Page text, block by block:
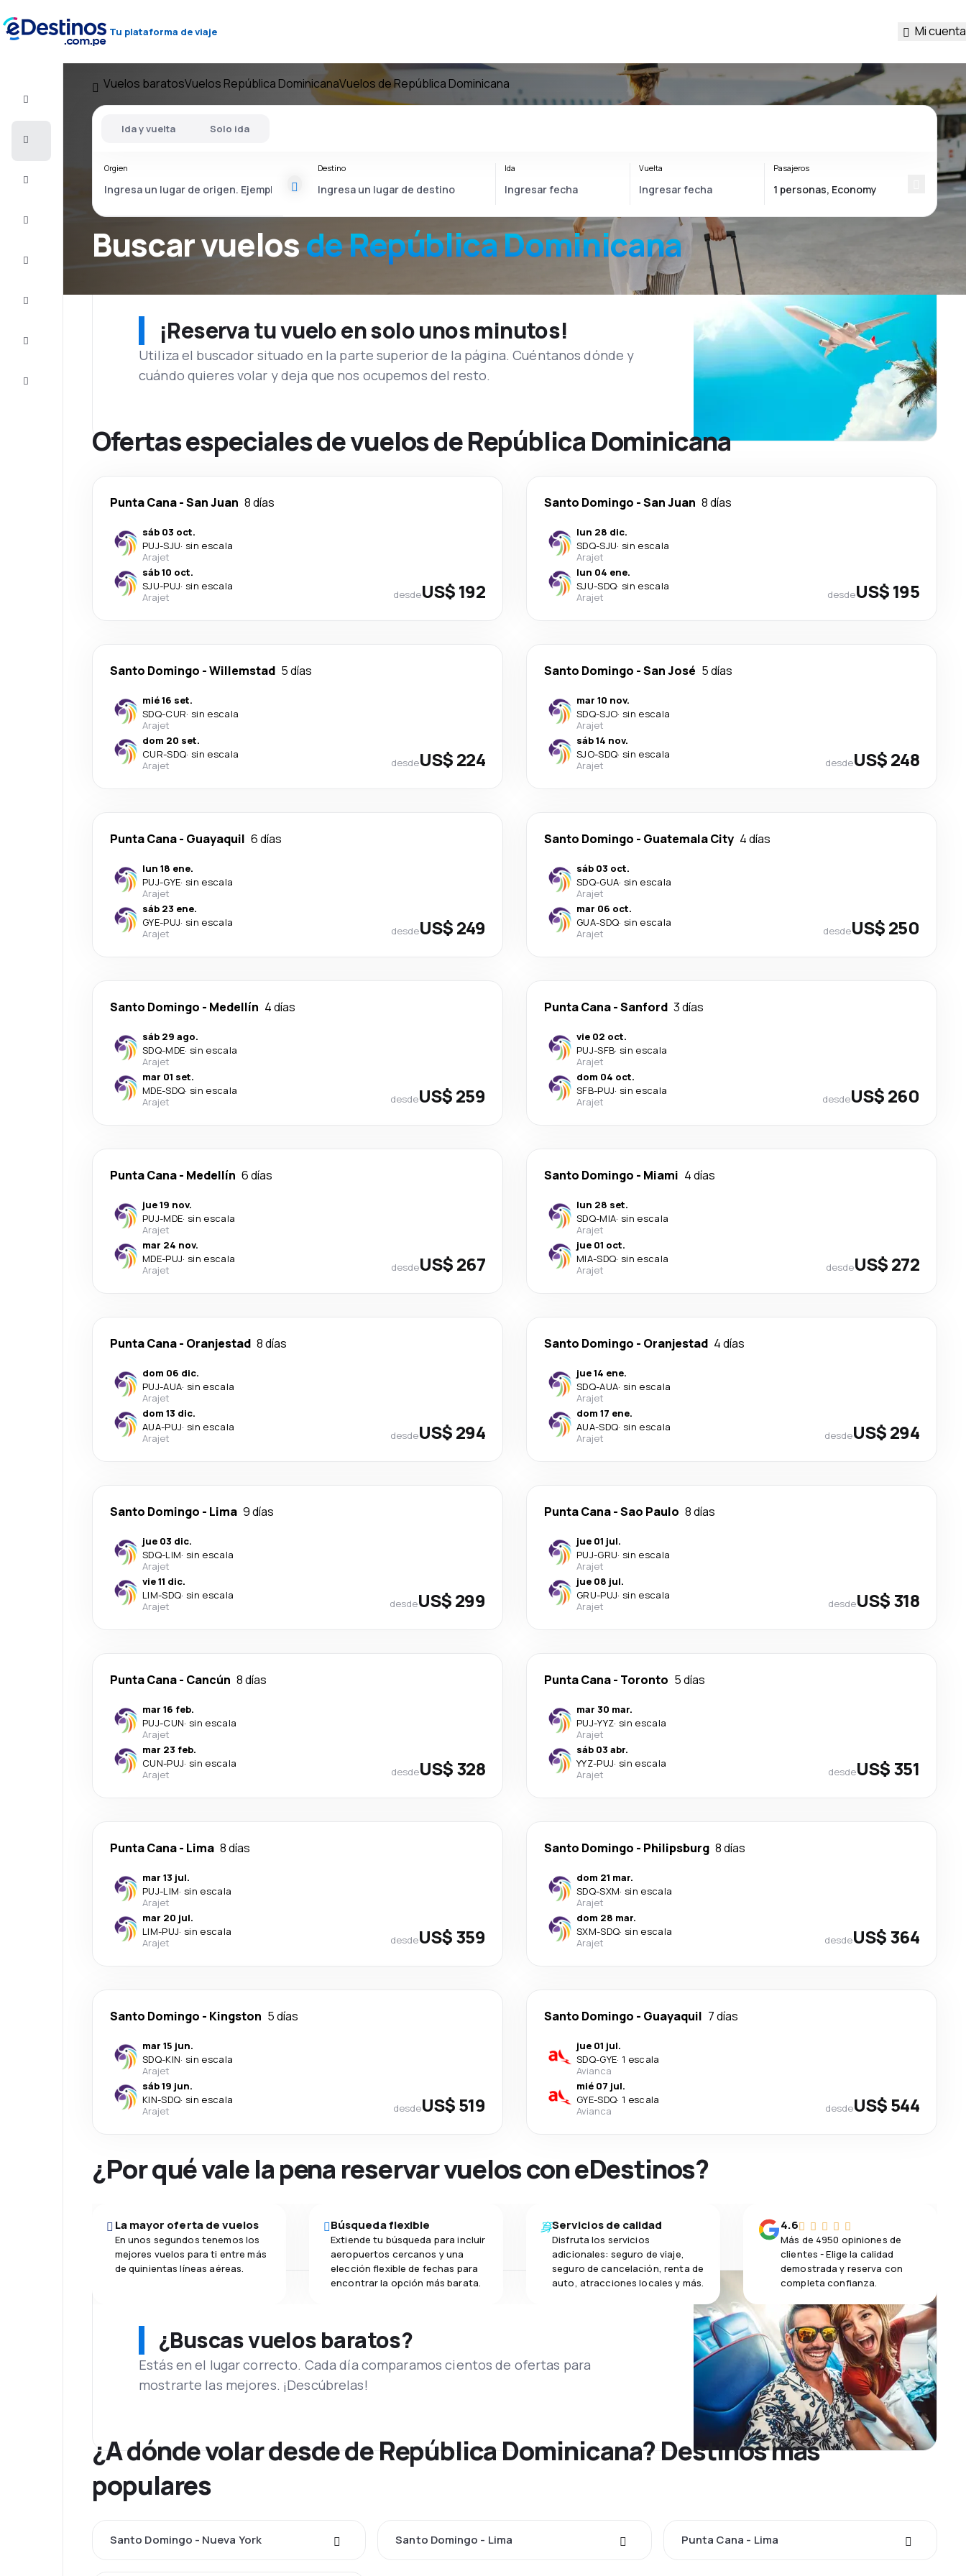
Tu plataforma de viaje Mi cuenta
Completa
Vuelos baratosVuelos República DominicanaVuelos de República Dominicana
Buscar vuelosde República Dominicana
Ida y vuelta Solo ida
Orgien Destino Ida Vuelta Pasajeros
¡Reserva tu vuelo en solo unos minutos!
Utiliza el buscador situado en la parte superior de la página. Cuéntanos dónde y
cuándo quieres volar y deja que nos ocupemos del resto.
Ofertas especiales de vuelos de República Dominicana
Punta Cana-San Juan 8 días
sáb 03 oct.
PUJ-SJU· sin escala
Arajet
sáb 10 oct.
SJU-PUJ· sin escala
Arajet
desdeUS$ 192
Santo Domingo -San Juan 8 días
lun 28 dic.
SDQ-SJU· sin escala
Arajet
lun 04 ene.
SJU-SDQ· sin escala
Arajet
desdeUS$ 195
Santo Domingo -Willemstad 5 días
mié 16 set.
SDQ-CUR· sin escala
Arajet
dom 20 set.
CUR-SDQ· sin escala
Arajet
desdeUS$ 224
Santo Domingo -San José 5 días
mar 10 nov.
SDQ-SJO· sin escala
Arajet
sáb 14 nov.
SJO-SDQ· sin escala
Arajet
desdeUS$ 248
Punta Cana- Guayaquil 6 días
lun 18 ene.
PUJ-GYE· sin escala
Arajet
sáb 23 ene.
GYE-PUJ· sin escala
Arajet
desdeUS$ 249
Santo Domingo - Guatemala City 4 días
sáb 03 oct.
SDQ-GUA· sin escala
Arajet
mar 06 oct.
GUA-SDQ· sin escala
Arajet
desdeUS$ 250
Santo Domingo - Medellín 4 días
sáb 29 ago.
SDQ-MDE· sin escala
Arajet
mar 01 set.
MDE-SDQ· sin escala
Arajet
desdeUS$ 259
Punta Cana-Sanford 3 días
vie 02 oct.
PUJ-SFB· sin escala
Arajet
dom 04 oct.
SFB-PUJ· sin escala
Arajet
desdeUS$ 260
Punta Cana- Medellín 6 días
jue 19 nov.
PUJ-MDE· sin escala
Arajet
mar 24 nov.
MDE-PUJ· sin escala
Arajet
desdeUS$ 267
Santo Domingo - Miami 4 días
lun 28 set.
SDQ-MIA· sin escala
Arajet
jue 01 oct.
MIA-SDQ· sin escala
Arajet
desdeUS$ 272
Punta Cana- Oranjestad 8 días
dom 06 dic.
PUJ-AUA· sin escala
Arajet
dom 13 dic.
AUA-PUJ· sin escala
Arajet
desdeUS$ 294
Santo Domingo - Oranjestad 4 días
jue 14 ene.
SDQ-AUA· sin escala
Arajet
dom 17 ene.
AUA-SDQ· sin escala
Arajet
desdeUS$ 294
Santo Domingo - Lima 9 días
jue 03 dic.
SDQ-LIM· sin escala
Arajet
vie 11 dic.
LIM-SDQ· sin escala
Arajet
desdeUS$ 299
Punta Cana-Sao Paulo 8 días
jue 01 jul.
PUJ-GRU· sin escala
Arajet
jue 08 jul.
GRU-PUJ· sin escala
Arajet
desdeUS$ 318
Punta Cana- Cancún 8 días
mar 16 feb.
PUJ-CUN· sin escala
Arajet
mar 23 feb.
CUN-PUJ· sin escala
Arajet
desdeUS$ 328
Punta Cana- Toronto 5 días
mar 30 mar.
PUJ-YYZ· sin escala
Arajet
sáb 03 abr.
YYZ-PUJ· sin escala
Arajet
desdeUS$ 351
Punta Cana- Lima 8 días
mar 13 jul.
PUJ-LIM· sin escala
Arajet
mar 20 jul.
LIM-PUJ· sin escala
Arajet
desdeUS$ 359
Santo Domingo - Philipsburg 8 días
dom 21 mar.
SDQ-SXM· sin escala
Arajet
dom 28 mar.
SXM-SDQ· sin escala
Arajet
desdeUS$ 364
Santo Domingo - Kingston 5 días
mar 15 jun.
SDQ-KIN· sin escala
Arajet
sáb 19 jun.
KIN-SDQ· sin escala
Arajet
desdeUS$ 519
Santo Domingo - Guayaquil 7 días
jue 01 jul.
SDQ-GYE· 1 escala
Avianca
mié 07 jul.
GYE-SDQ· 1 escala
Avianca
desdeUS$ 544
¿Por qué vale la pena reservar vuelos con eDestinos?
La mayor oferta de vuelos
En unos segundos tenemos los
mejores vuelos para ti entre más
de quinientas líneas aéreas.
Búsqueda flexible
Extiende tu búsqueda para incluir
aeropuertos cercanos y una
elección flexible de fechas para
encontrar la opción más barata.
Servicios de calidad
Disfruta los servicios
adicionales: seguro de viaje,
seguro de cancelación, renta de
auto, atracciones locales y más.
4.6
Más de 4950 opiniones de
clientes - Elige la calidad
demostrada y reserva con
completa confianza.
¿Buscas vuelos baratos?
Estás en el lugar correcto. Cada día comparamos cientos de ofertas para
mostrarte las mejores. ¡Descúbrelas!
¿A dónde volar desde de República Dominicana? Destinos más
populares
Santo Domingo - Nueva York Santo Domingo - Lima Punta Cana - Lima